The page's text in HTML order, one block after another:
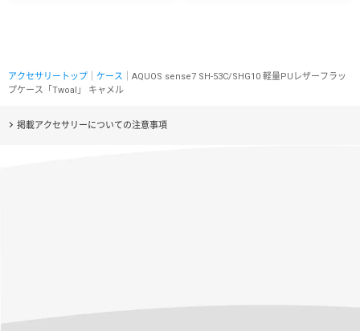
アクセサリートップ ケース ｜AQUOS sense7 SH-53C/SHG10 軽量PUレザーフラッ
プケース「Twoal」 キャメル
掲載アクセサリーについての注意事項